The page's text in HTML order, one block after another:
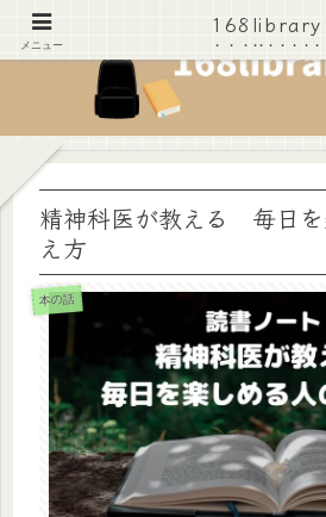
精神科医が教える 毎日
え方
本の話
メニュー
168library